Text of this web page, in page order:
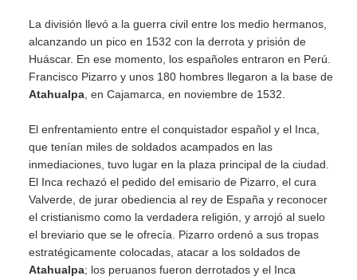
La división llevó a la guerra civil entre los medio hermanos,
alcanzando un pico en 1532 con la derrota y prisión de
Huáscar. En ese momento, los españoles entraron en Perú.
Francisco Pizarro y unos 180 hombres llegaron a la base de
Atahualpa , en Cajamarca, en noviembre de 1532.
El enfrentamiento entre el conquistador español y el Inca,
que tenían miles de soldados acampados en las
inmediaciones, tuvo lugar en la plaza principal de la ciudad.
El Inca rechazó el pedido del emisario de Pizarro, el cura
Valverde, de jurar obediencia al rey de España y reconocer
el cristianismo como la verdadera religión, y arrojó al suelo
el breviario que se le ofrecía. Pizarro ordenó a sus tropas
estratégicamente colocadas, atacar a los soldados de
Atahualpa; los peruanos fueron derrotados y el Inca